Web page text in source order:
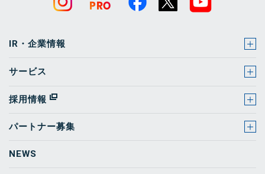
IR・企業情報
サービス
採用情報
パートナー募集
NEWS